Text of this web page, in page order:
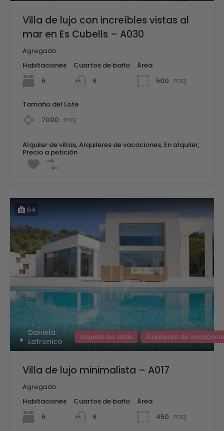
Villa de lujo con increíbles vistas al
mar en Es Cubells – A030
Agregado:
Habitaciones
6
Cuartos de baño
6
Área
500 mq
Tamaño del Lote
7000 mq
Alquiler de villas, Alquileres de vacaciones, En alquiler,
Precio a petición
64
Daniela
Latronico
Alquiler de villas Alquileres de
Villa de lujo minimalista – A017
Agregado:
Habitaciones
6
Cuartos de baño
6
Área
450 mq